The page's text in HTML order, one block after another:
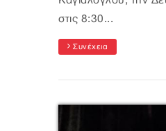
στις 8:30...
Συνέχεια